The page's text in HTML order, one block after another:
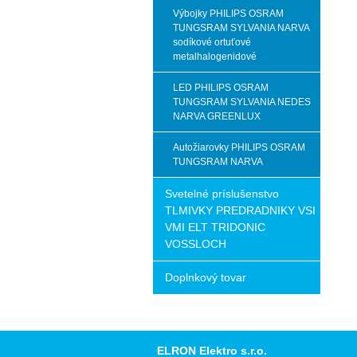
Výbojky PHILIPS OSRAM
TUNGSRAM SYLVANIA NARVA
sodíkové ortuťové
metalhalogenidové
LED PHILIPS OSRAM
TUNGSRAM SYLVANIA NEDES
NARVA GREENLUX
Autožiarovky PHILIPS OSRAM
TUNGSRAM NARVA
Svetelné príslušenstvo
TLMIVKY PREDRADNIKY VSI
VMI ELT TRIDONIC
VOSSLOCH
Doplnkový tovar
ELRON Elektro s.r.o.